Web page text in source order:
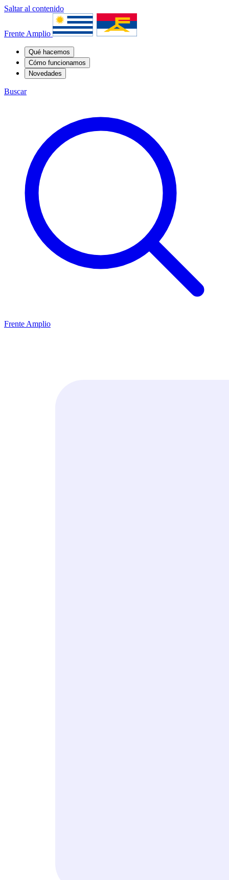
Saltar al contenido
Frente Amplio
Qué hacemos
Cómo funcionamos
Novedades
Buscar
Frente Amplio